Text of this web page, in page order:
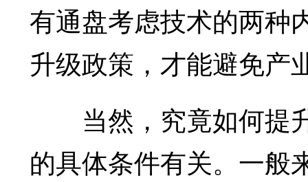
有通盘考虑技术的两种
升级政策，才能避免产
当然，究竟如何提
的具体条件有关。一般